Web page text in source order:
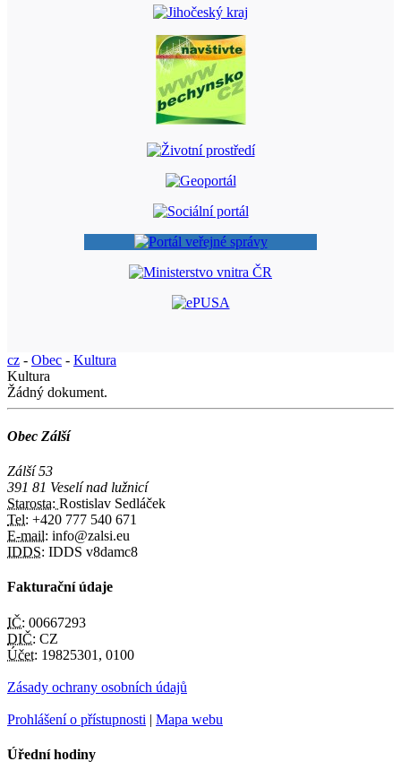
cz - Obec - Kultura
Kultura
Žádný dokument.
Obec Zálší
Zálší 53
391 81 Veselí nad lužnicí
Starosta: Rostislav Sedláček
Tel: +420 777 540 671
E-mail: info@zalsi.eu
IDDS: IDDS v8damc8
Fakturační údaje
IČ: 00667293
DIČ: CZ
Účet: 19825301, 0100
Zásady ochrany osobních údajů
Prohlášení o přístupnosti | Mapa webu
Úřední hodiny